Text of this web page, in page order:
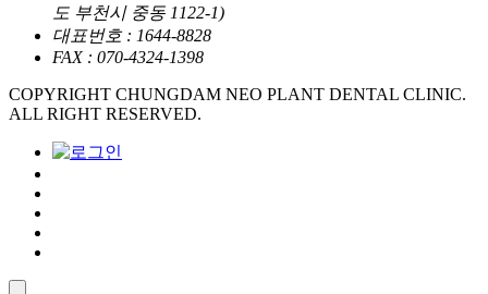
도 부천시 중동 1122-1)
대표번호 : 1644-8828
FAX : 070-4324-1398
COPYRIGHT CHUNGDAM NEO PLANT DENTAL CLINIC.
ALL RIGHT RESERVED.